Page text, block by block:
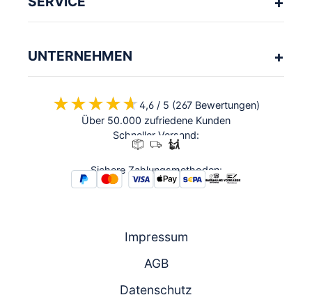
UNTERNEHMEN
★★★★★
★★★★★4,6 / 5 (267 Bewertungen)
Über 50.000 zufriedene Kunden
Schneller Versand:
Sichere Zahlungsmethoden:
Impressum
AGB
Datenschutz